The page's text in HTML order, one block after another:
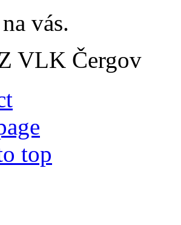
vás.
VLK Čergov
top